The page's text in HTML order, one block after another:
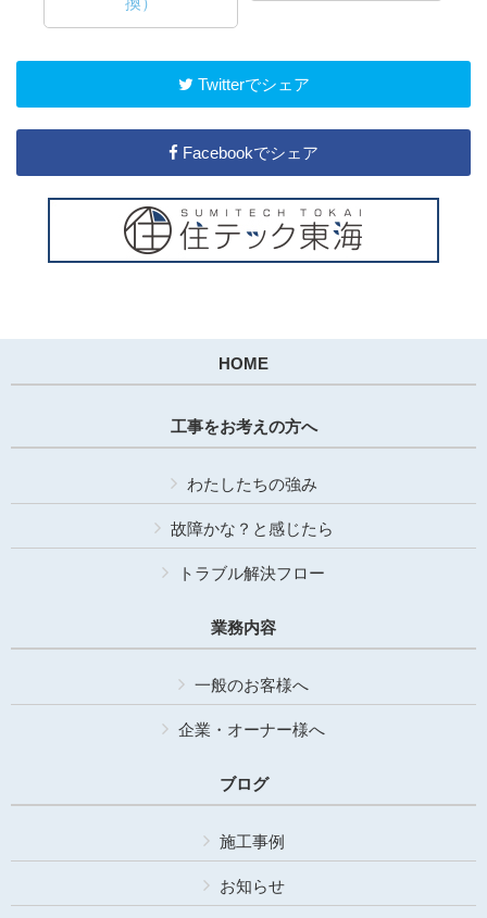
Twitterでシェア
Facebookでシェア
HOME
工事をお考えの方へ
わたしたちの強み
故障かな？と感じたら
トラブル解決フロー
業務内容
一般のお客様へ
企業・オーナー様へ
ブログ
施工事例
お知らせ